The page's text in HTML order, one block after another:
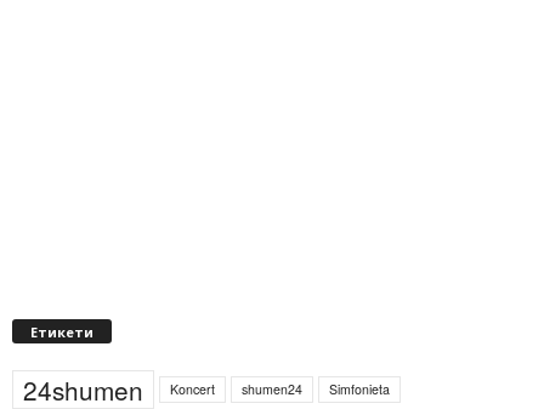
Етикети
24shumen Koncert shumen24
Simfonieta